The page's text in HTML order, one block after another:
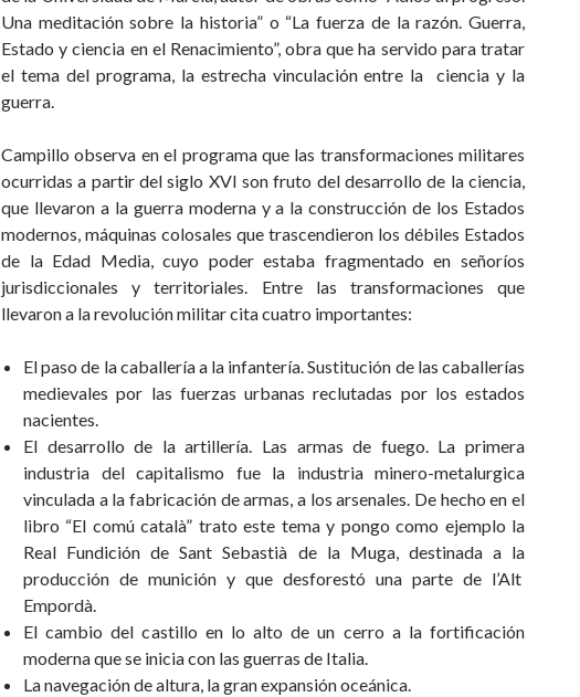
Una meditación sobre la historia” o “La fuerza de la razón. Guerra,
Estado y ciencia en el Renacimiento”, obra que ha servido para tratar
el tema del programa, la estrecha vinculación entre la ciencia y la
guerra.
Campillo observa en el programa que las transformaciones militares
ocurridas a partir del siglo XVI son fruto del desarrollo de la ciencia,
que llevaron a la guerra moderna y a la construcción de los Estados
modernos, máquinas colosales que trascendieron los débiles Estados
de la Edad Media, cuyo poder estaba fragmentado en señoríos
jurisdiccionales y territoriales. Entre las transformaciones que
llevaron a la revolución militar cita cuatro importantes:
El paso de la caballería a la infantería. Sustitución de las caballerías
medievales por las fuerzas urbanas reclutadas por los estados
nacientes.
El desarrollo de la artillería. Las armas de fuego. La primera
industria del capitalismo fue la industria minero-metalurgica
vinculada a la fabricación de armas, a los arsenales. De hecho en el
libro “El comú català” trato este tema y pongo como ejemplo la
Real Fundición de Sant Sebastià de la Muga, destinada a la
producción de munición y que desforestó una parte de l’Alt
Empordà.
El cambio del castillo en lo alto de un cerro a la fortificación
moderna que se inicia con las guerras de Italia.
La navegación de altura, la gran expansión oceánica.